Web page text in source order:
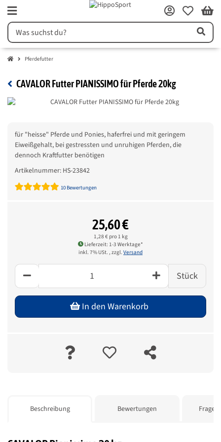
Pferdefutter
CAVALOR Futter PIANISSIMO für Pferde 20kg
für "heisse" Pferde und Ponies, haferfrei und mit geringem
Eiweißgehalt, bei gestressten und unruhigen Pferden, die
dennoch Kraftfutter benötigen
Artikelnummer: HS-23842
10 Bewertungen
25,60 €
1,28 € pro 1 kg
Lieferzeit: 1-3 Werktage*
inkl. 7% USt. , zzgl. Versand
Stück
In den Warenkorb
Beschreibung
Bewertungen Frage